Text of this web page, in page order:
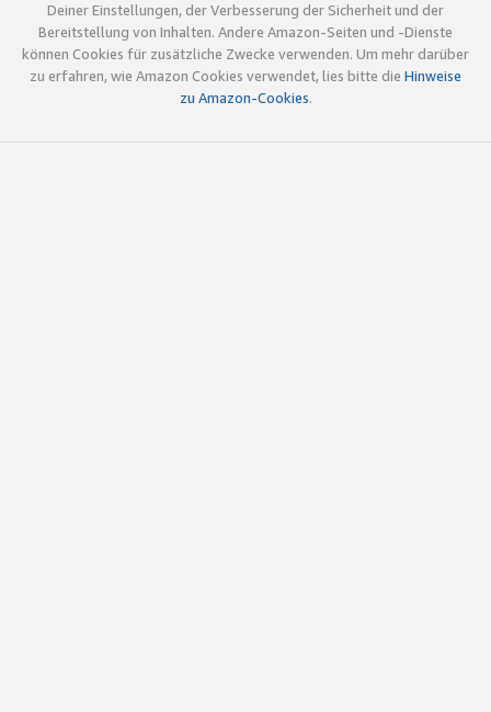
Deiner Einstellungen, der Verbesserung der Sicherheit und der
Bereitstellung von Inhalten. Andere Amazon-Seiten und -Dienste
können Cookies für zusätzliche Zwecke verwenden. Um mehr darüber
zu erfahren, wie Amazon Cookies verwendet, lies bitte die Hinweise
zu Amazon-Cookies.